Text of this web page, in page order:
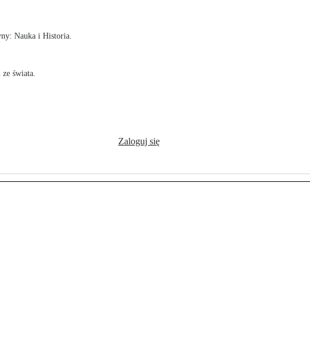
Nauka i Historia.
świata.
Zaloguj się